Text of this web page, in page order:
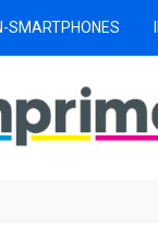
SMARTPHONES